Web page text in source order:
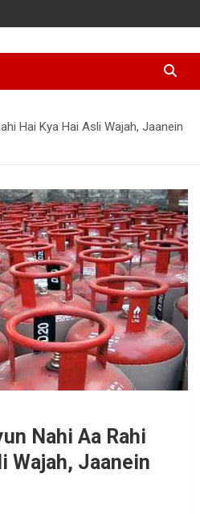
Hai Kya Hai Asli Wajah, Jaanein
Nahi Aa Rahi
Wajah, Jaanein